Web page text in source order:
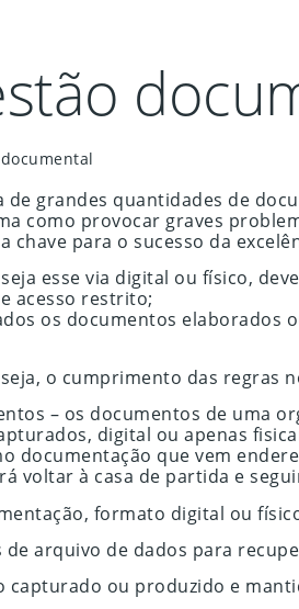
de grandes quantidades de
como provocar graves
chave para o sucesso da
esse via digital ou físico,
acesso restrito;
os documentos
o cumprimento das regras
– os documentos de uma
digital ou apenas
documentação que vem
voltar à casa de partida e
formato digital ou
de arquivo de dados para
capturado ou produzido e